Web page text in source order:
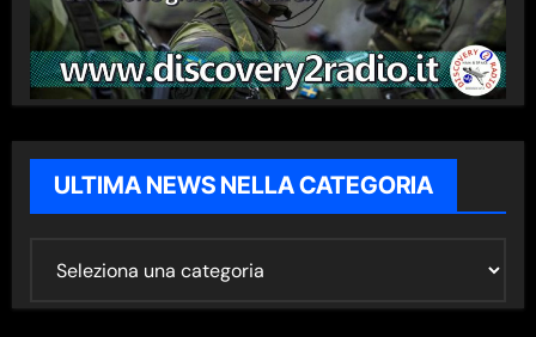
ULTIMA NEWS NELLA CATEGORIA